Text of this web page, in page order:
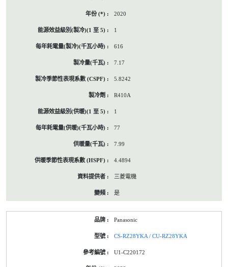
2020
1
616
7.17
5.8242
R410A
1
77
7.99
4.4894
三菱電機
是
Panasonic
CS-RZ28YKA / CU-RZ28YKA
U1-C220172